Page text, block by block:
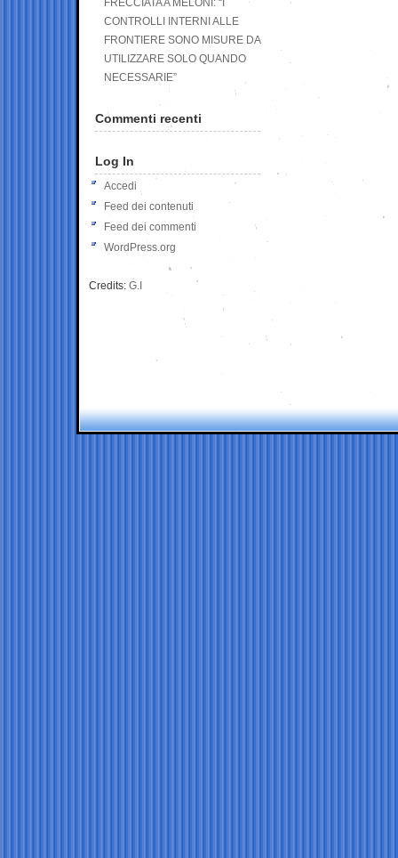
FRECCIATA A MELONI: “I
CONTROLLI INTERNI ALLE
FRONTIERE SONO MISURE DA
UTILIZZARE SOLO QUANDO
NECESSARIE”
Commenti recenti
Log In
Accedi
Feed dei contenuti
Feed dei commenti
WordPress.org
Credits: G.I